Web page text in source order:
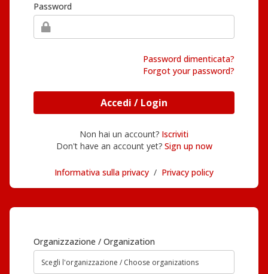
Password
Password dimenticata?
Forgot your password?
Accedi / Login
Non hai un account? Iscriviti
Don't have an account yet? Sign up now
Informativa sulla privacy / Privacy policy
Organizzazione / Organization